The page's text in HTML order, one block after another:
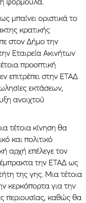
μπαίνει οριστικά το
κρατικής
στον Δήμο την
Εταιρεία Ακινήτων
προοπτική
επιτρέπει στην ΕΤΑΔ
εκτάσεων,
ανοιχτού
τέτοια κίνηση θα
και πολιτικό
αρχή επέλεγε τον
την ΕΤΑΔ ως
της γης. Μια τέτοια
κερκόπορτα για την
περιουσίας, καθώς θα